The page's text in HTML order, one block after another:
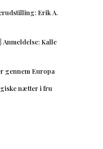
Erik A.
Anmeldelse: Kalle
gennem Europa
nætter i fru